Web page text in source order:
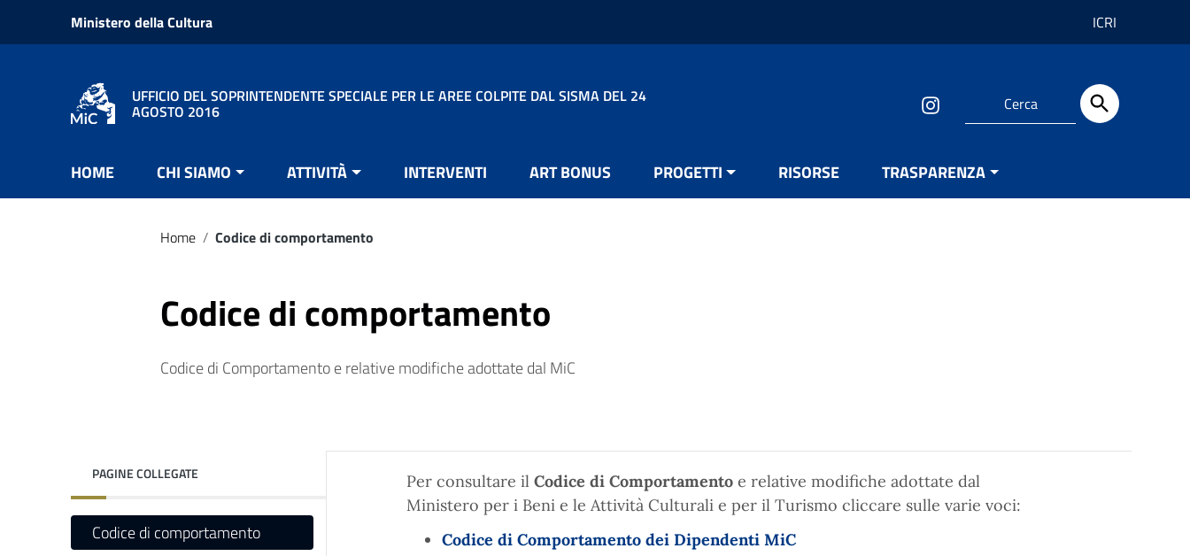
Vai ai contenuti
Vai al menu di navigazione
Ministero della Cultura ICRI
UFFICIO DEL SOPRINTENDENTE SPECIALE PER LE AREE COLPITE DAL SISMA DEL 24
AGOSTO 2016
HOME CHI SIAMO ATTIVITÀ INTERVENTI ART BONUS PROGETTI RISORSE TRASPARENZA
Home / Codice di comportamento
Codice di comportamento
Codice di Comportamento e relative modifiche adottate dal MiC
PAGINE COLLEGATE
Codice di comportamento
Per consultare il Codice di Comportamentoe relative modifiche adottate dal
Ministero per i Beni e le Attività Culturali e per il Turismo cliccare sulle varie voci:
Codice di Comportamento dei Dipendenti MiC